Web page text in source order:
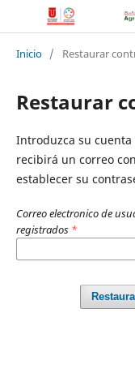
Inicio / Restaurar
Restaurar
Introduzca su
recibirá un correo
establecer su
Correo electronico de
registrados *